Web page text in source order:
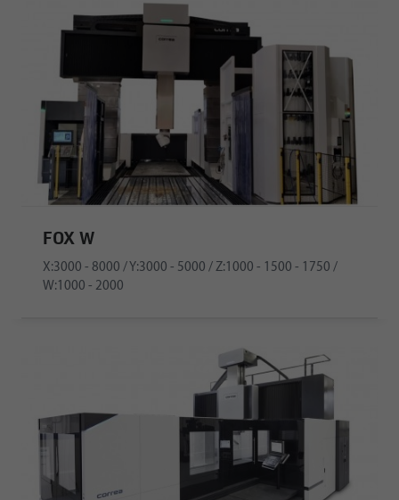
FOX W
X:3000 - 8000 / Y:3000 - 5000 / Z:1000 - 1500 - 1750 /
W:1000 - 2000